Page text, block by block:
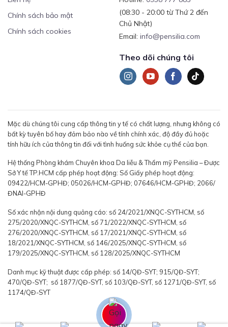
Chính sách bảo mật
Chính sách cookies
(08:30 - 20:00 từ Thứ 2 đến
Chủ Nhật)
Email: info@pensilia.com
Theo dõi chúng tôi
Mặc dù chúng tôi cung cấp thông tin y tế có chất lượng, nhưng không có
bất kỳ tuyên bố hay đảm bảo nào về tính chính xác, độ đầy đủ hoặc
tính hữu ích của thông tin đối với tình huống sức khỏe cụ thể của bạn.
Hệ thống Phòng khám Chuyên khoa Da liễu & Thẩm mỹ Pensilia – Được
Sở Y tế TP.HCM cấp phép hoạt động: Số Giấy phép hoạt động:
09422/HCM-GPHĐ; 05026/HCM-GPHĐ; 07646/HCM-GPHĐ; 2066/
ĐNAI-GPHĐ
Số xác nhận nội dung quảng cáo: số 24/2021/XNQC-SYTHCM, số
275/2020/XNQC-SYTHCM, số 71/2022/XNQC-SYTHCM, số
276/2020/XNQC-SYTHCM, số 17/2021/XNQC-SYTHCM, số
18/2021/XNQC-SYTHCM, số 146/2025/XNQC-SYTHCM, số
179/2025/XNQC-SYTHCM, số 128/2025/XNQC-SYTHCM
Danh mục kỹ thuật được cấp phép: số 14/QĐ-SYT; 915/QĐ-SYT;
470/QĐ-SYT; số 1877/QĐ-SYT, số 103/QĐ-SYT, số 1271/QĐ-SYT, số
1174/QĐ-SYT